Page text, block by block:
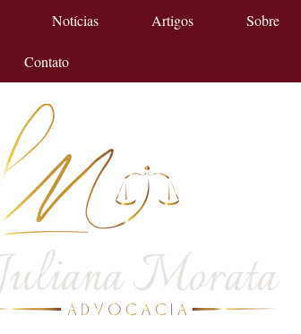
Notícias Artigos Sobre
Contato